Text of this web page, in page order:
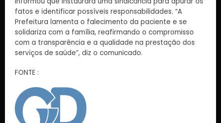
fatos e identificar possíveis responsabilidades. “A
Prefeitura lamenta o falecimento da paciente e se
solidariza com a família, reafirmando o compromisso
com a transparência e a qualidade na prestação dos
serviços de saúde”, diz o comunicado.
FONTE :